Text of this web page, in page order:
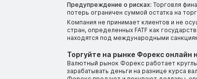
Предупреждение о рисках: Торговля
потерь ограничен суммой остатка на
Компания не принимает клиентов и не
стран, определенных FATF как
находятся под международными
Торгуйте на рынке Форекс онлайн
Валютный рынок Форекс работает
зарабатывать деньги на разнице курса